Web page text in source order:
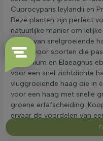
Cuprocyparis leylandii en
Deze planten zijn perfect
natuurlijke manier om
kopen van snelgroeiende
kiezen voor soorten die
ovalifolium en Elaeagnus
voor een snel zichtdichte
vluggroeiende haag die in
voor een haag met snelle
groene erfafscheiding.
ervaar de voordelen van